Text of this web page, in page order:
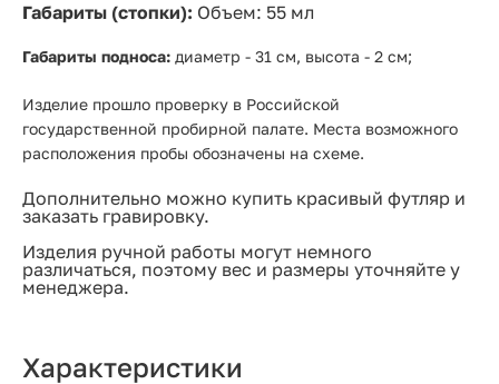
Габариты (стопки): Объем: 55 мл
Габариты подноса: диаметр - 31 см, высота - 2 см;
Изделие прошло проверку в Российской
государственной пробирной палате. Места возможного
расположения пробы обозначены на схеме.
Дополнительно можно купить красивый футляр и
заказать гравировку.
Изделия ручной работы могут немного
различаться, поэтому вес и размеры уточняйте у
менеджера.
Характеристики